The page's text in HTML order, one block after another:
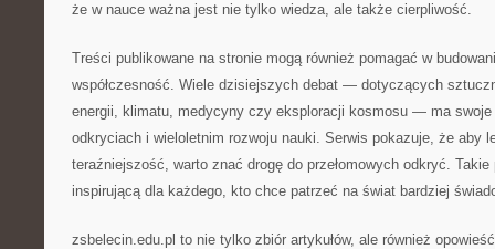
że w nauce ważna jest nie tylko wiedza, ale także cierpliwość.
Treści publikowane na stronie mogą również pomagać w
współczesność. Wiele dzisiejszych debat — dotyczących
energii, klimatu, medycyny czy eksploracji kosmosu — ma swoje
odkryciach i wieloletnim rozwoju nauki. Serwis pokazuje, że aby
teraźniejszość, warto znać drogę do przełomowych odkryć.
inspirującą dla każdego, kto chce patrzeć na świat bardziej
zsbelecin.edu.pl to nie tylko zbiór artykułów, ale również